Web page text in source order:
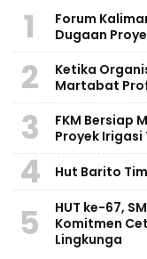
1
Forum
Dugaan
2
Ketika
Martabat
3
FKM Bersiap
Proyek Irigasi
4 Hut Barito
5
HUT ke-67,
Komitmen
Lingkunga